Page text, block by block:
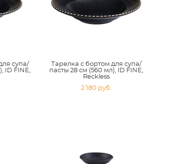
супа/
ID FINE,
Тарелка с бортом для супа/
пасты 28 см (560 мл), ID FINE,
Reckless
2 180 pуб.